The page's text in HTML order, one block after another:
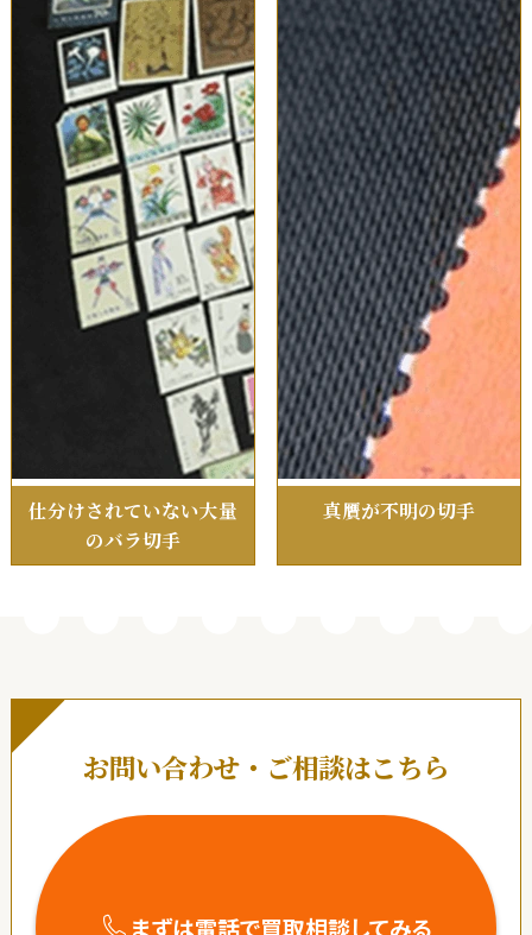
仕分けされていない大量
のバラ切手
真贋が不明の切手
お問い合わせ・ご相談はこちら
まずは電話で買取相談してみる